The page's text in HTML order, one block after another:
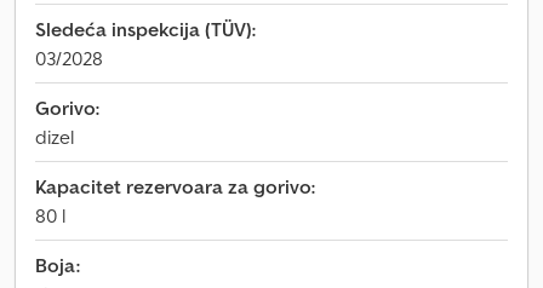
Sledeća inspekcija (TÜV):
03/2028
Gorivo:
dizel
Kapacitet rezervoara za gorivo:
80 l
Boja: